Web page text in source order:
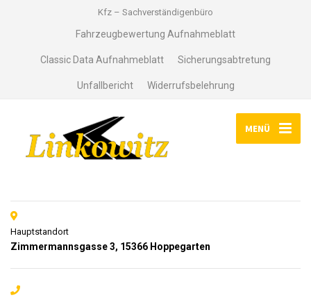
Kfz – Sachverständigenbüro
Fahrzeugbewertung Aufnahmeblatt
Classic Data Aufnahmeblatt Sicherungsabtretung
Unfallbericht Widerrufsbelehrung
MENÜ
Hauptstandort
Zimmermannsgasse 3, 15366 Hoppegarten